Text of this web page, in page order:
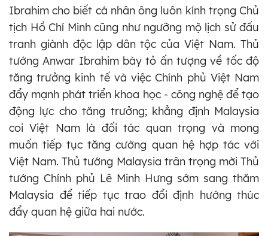
Ibrahim cho biết cá nhân ông luôn kính trọng Chủ
tịch Hồ Chí Minh cũng như ngưỡng mộ lịch sử đấu
tranh giành độc lập dân tộc của Việt Nam. Thủ
tướng Anwar Ibrahim bày tỏ ấn tượng về tốc độ
tăng trưởng kinh tế và việc Chính phủ Việt Nam
đẩy mạnh phát triển khoa học - công nghệ để tạo
động lực cho tăng trưởng; khẳng định Malaysia
coi Việt Nam là đối tác quan trọng và mong
muốn tiếp tục tăng cường quan hệ hợp tác với
Việt Nam. Thủ tướng Malaysia trân trọng mời Thủ
tướng Chính phủ Lê Minh Hưng sớm sang thăm
Malaysia để tiếp tục trao đổi định hướng thúc
đẩy quan hệ giữa hai nước.